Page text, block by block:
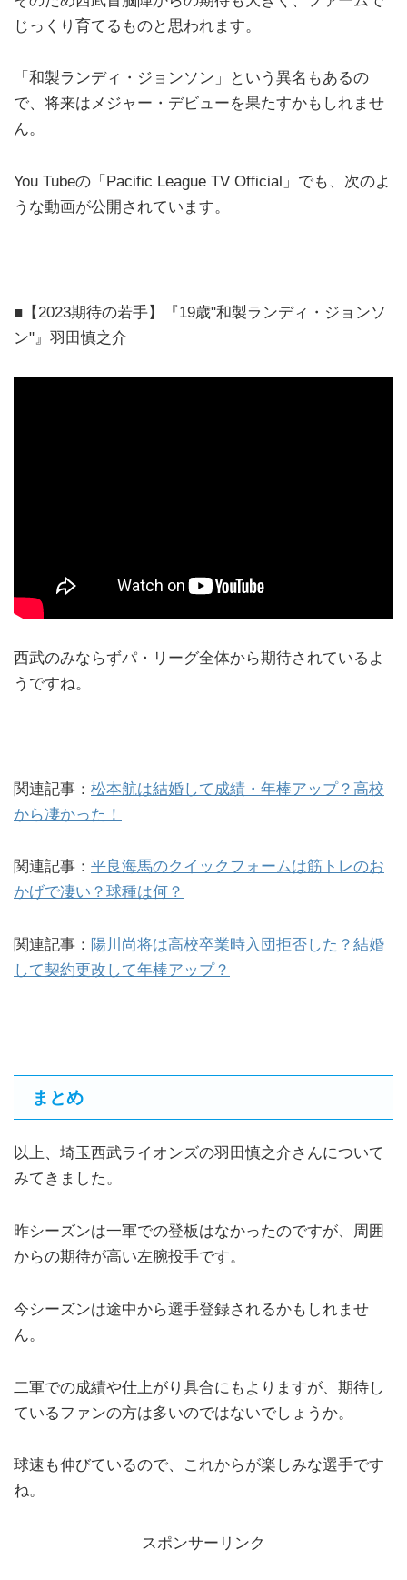
じっくり育てるものと思われます。
「和製ランディ・ジョンソン」という異名もあるの
で、将来はメジャー・デビューを果たすかもしれませ
ん。
You Tubeの「Pacific League TV Official」でも、次のよ
うな動画が公開されています。
■【2023期待の若手】『19歳"和製ランディ・ジョンソ
ン"』羽田慎之介
西武のみならずパ・リーグ全体から期待されているよ
うですね。
関連記事： 松本航は結婚して成績・年棒アップ？高校
から凄かった！
関連記事： 平良海馬のクイックフォームは筋トレのお
かげで凄い？球種は何？
関連記事： 陽川尚将は高校卒業時入団拒否した？結婚
して契約更改して年棒アップ？
まとめ
以上、埼玉西武ライオンズの羽田慎之介さんについて
みてきました。
昨シーズンは一軍での登板はなかったのですが、周囲
からの期待が高い左腕投手です。
今シーズンは途中から選手登録されるかもしれませ
ん。
二軍での成績や仕上がり具合にもよりますが、期待し
ているファンの方は多いのではないでしょうか。
球速も伸びているので、これからが楽しみな選手です
ね。
スポンサーリンク